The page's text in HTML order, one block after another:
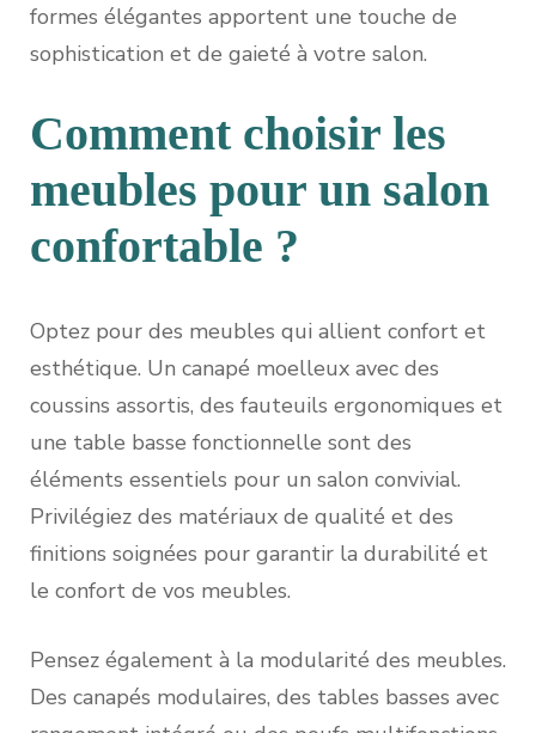
formes élégantes apportent une touche de
sophistication et de gaieté à votre salon.
Comment choisir les
meubles pour un salon
confortable ?
Optez pour des meubles qui allient confort et
esthétique. Un canapé moelleux avec des
coussins assortis, des fauteuils ergonomiques et
une table basse fonctionnelle sont des
éléments essentiels pour un salon convivial.
Privilégiez des matériaux de qualité et des
finitions soignées pour garantir la durabilité et
le confort de vos meubles.
Pensez également à la modularité des meubles.
Des canapés modulaires, des tables basses avec